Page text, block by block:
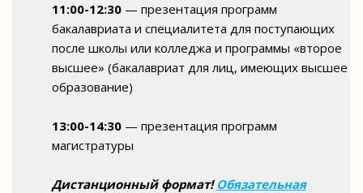
11:00-12:30— презентация программ
бакалавриата и специалитета для поступающих
после школы или колледжа и программы «второе
высшее» (бакалавриат для лиц, имеющих высшее
образование)
13:00-14:30— презентация программ
магистратуры
Дистанционный формат! Обязательная